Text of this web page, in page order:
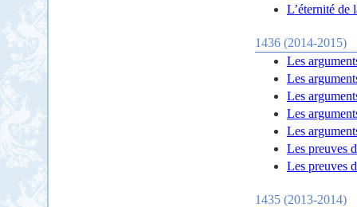
L’éternité de
1436 (2014-2015)
Les
Les
Les
Les
Les
Les preuves
Les preuves
1435 (2013-2014)